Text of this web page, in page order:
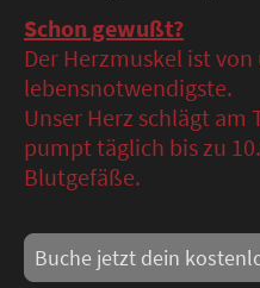
Schon gewußt?
Der Herzmuskel ist
lebensnotwendigste.
Unser Herz schlägt am
pumpt täglich bis zu
Blutgefäße.
Buche jetzt dein